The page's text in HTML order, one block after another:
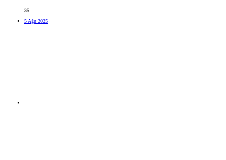
35
5 Ağu 2025